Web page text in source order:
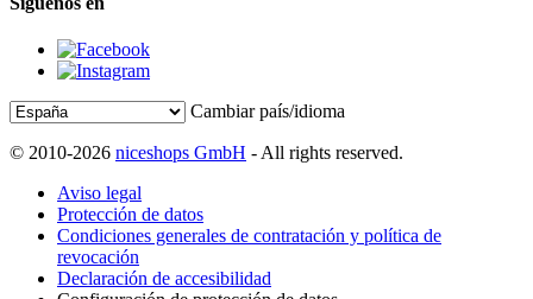
Cambiar país/idioma
© 2010-2026 niceshops GmbH - All rights reserved.
Aviso legal
Protección de datos
Condiciones generales de contratación y política de
revocación
Declaración de accesibilidad